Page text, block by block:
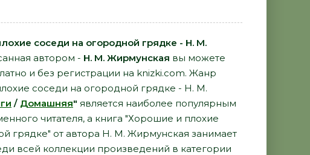
соседи на огородной грядке - Н. М.
автором - Н. М. Жирмунская вы можете
и без регистрации на knizki.com. Жанр
соседи на огородной грядке - Н. М.
/ Домашняя" является наиболее популярным
читателя, а книга "Хорошие и плохие
грядке" от автора Н. М. Жирмунская занимает
всей коллекции произведений в категории